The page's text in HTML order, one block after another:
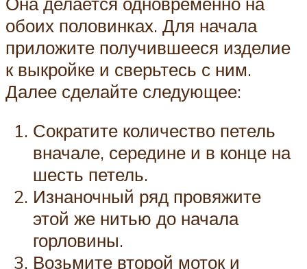
обоих половинках. Для начала
приложите получившееся изделие
к выкройке и сверьтесь с ним.
Далее сделайте следующее:
Сократите количество петель
вначале, середине и в конце на
шесть петель.
Изнаночный ряд провяжите
этой же нитью до начала
горловины.
Возьмите второй моток и